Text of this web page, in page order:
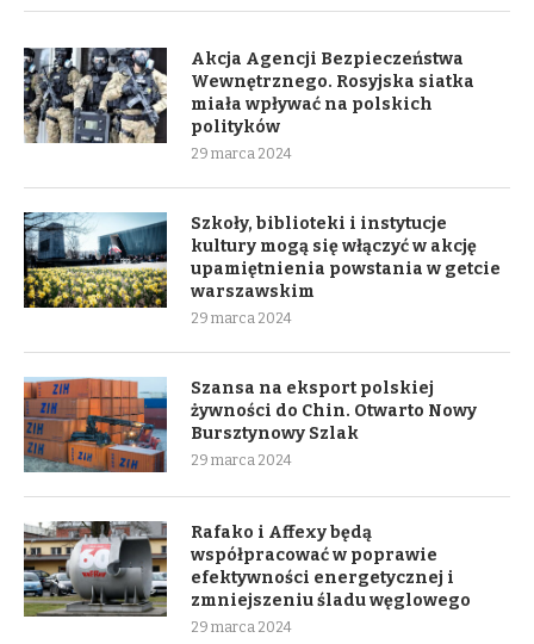
Akcja Agencji Bezpieczeństwa
Wewnętrznego. Rosyjska siatka
miała wpływać na polskich
polityków
29 marca 2024
Szkoły, biblioteki i instytucje
kultury mogą się włączyć w akcję
upamiętnienia powstania w getcie
warszawskim
29 marca 2024
Szansa na eksport polskiej
żywności do Chin. Otwarto Nowy
Bursztynowy Szlak
29 marca 2024
Rafako i Affexy będą
współpracować w poprawie
efektywności energetycznej i
zmniejszeniu śladu węglowego
29 marca 2024